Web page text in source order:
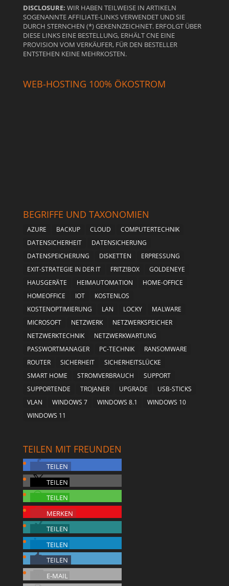
DISCLOSURE: WIR HABEN TEILWEISE IN ARTIKELN
SOGENANNTE AFFILIATE-LINKS VERWENDET UND SIE
DURCH STERNCHEN (*) GEKENNZEICHNET. ERFOLGT ÜBER
DIESE LINKS EINE BESTELLUNG, ERHÄLT CNE EINE
PROVISION VOM VERKÄUFER, FÜR DEN BESTELLER
ENTSTEHEN KEINE MEHRKOSTEN.
WEB-HOSTING 100% ÖKOSTROM
BEGRIFFE UND TAXONOMIEN
AZURE BACKUP CLOUD
COMPUTERTECHNIK
DATENSICHERHEIT
DATENSICHERUNG
DATENSPEICHERUNG
DISKETTEN
ERPRESSUNG
EXIT-STRATEGIE IN DER IT
FRITZ!BOX
GOLDENEYE
HAUSGERÄTE
HEIMAUTOMATION
HOME-OFFICE
HOMEOFFICE
IOT
KOSTENLOS
KOSTENOPTIMIERUNG
LAN LOCKY
MALWARE
MICROSOFT
NETZWERK
NETZWERKSPEICHER
NETZWERKTECHNIK
NETZWERKWARTUNG
PASSWORTMANAGER
PC-TECHNIK
RANSOMWARE
ROUTER
SICHERHEIT
SICHERHEITSLÜCKE
SMART HOME
STROMVERBRAUCH
SUPPORT
SUPPORTENDE
TROJANER UPGRADE
USB-STICKS
VLAN
WINDOWS 7 WINDOWS 8.1
WINDOWS 10
WINDOWS 11
TEILEN MIT FREUNDEN
TEILEN
TEILEN
TEILEN
MERKEN
TEILEN
TEILEN
TEILEN
E-MAIL